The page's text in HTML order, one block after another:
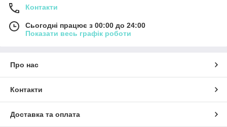
Контакти
Сьогодні працює з 00:00 до 24:00
Показати весь графік роботи
Про нас
Контакти
Доставка та оплата